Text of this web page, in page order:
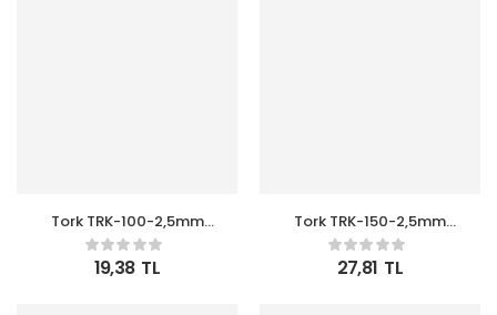
Tork TRK-100-2,5mm
Beyaz 100lü Kablo Bağı
19,38 TL
Tork TRK-150-2,5mm
Beyaz 100lü Kablo Bağı
27,81 TL